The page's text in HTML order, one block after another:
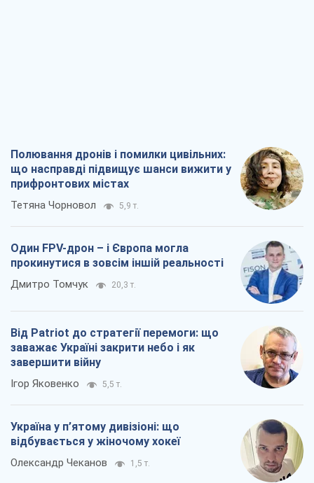
Полювання дронів і помилки цивільних:
що насправді підвищує шанси вижити у
прифронтових містах
Тетяна Чорновол 5,9 т.
Один FPV-дрон – і Європа могла
прокинутися в зовсім іншій реальності
Дмитро Томчук 20,3 т.
Від Patriot до стратегії перемоги: що
заважає Україні закрити небо і як
завершити війну
Ігор Яковенко 5,5 т.
Україна у п’ятому дивізіоні: що
відбувається у жіночому хокеї
Олександр Чеканов 1,5 т.